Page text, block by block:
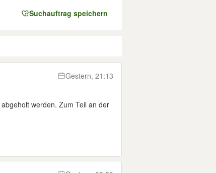
Suchauftrag speichern
Gestern, 21:13
werden. Zum Teil an der